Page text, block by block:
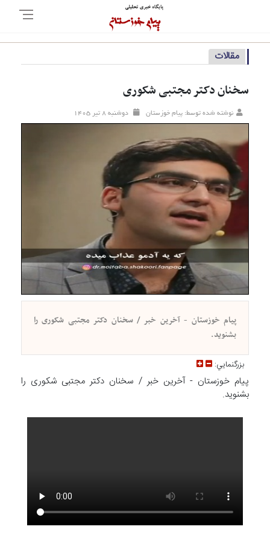
مقالات
سخنان دکتر مجتبی شکوری
نوشته شده توسط: پیام خوزستان دوشنبه ۸ تير ۱۴۰۵
پیام خوزستان - آخرین خبر / سخنان دکتر مجتبی شکوری را
بشنوید.
بزرگنمايي:
پیام خوزستان - آخرین خبر / سخنان دکتر مجتبی شکوری را
بشنوید.